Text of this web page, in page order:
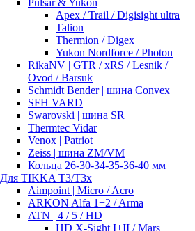
Pulsar & Yukon
Apex / Trail / Digisight ultra
Talion
Thermion / Digex
Yukon Nordforce / Photon
RikaNV | GTR / xRS / Lesnik /
Ovod / Barsuk
Schmidt Bender | шина Convex
SFH VARD
Swarovski | шина SR
Thermtec Vidar
Venox | Patriot
Zeiss | шина ZM/VM
Кольца 26-30-34-35-36-40 мм
Для TIKKA T3/T3x
Aimpoint | Micro / Acro
ARKON Alfa 1+2 / Arma
ATN | 4 / 5 / HD
HD X-Sight I+II / Mars